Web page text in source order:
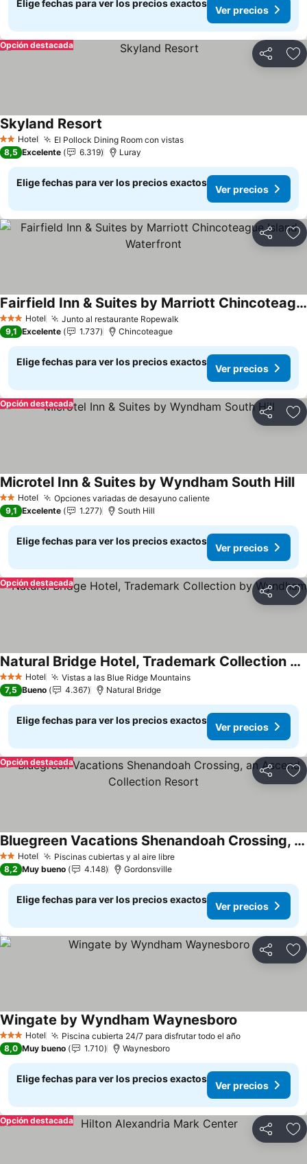
Elige fechas para ver los precios exactos
Ver precios
Compartir
Opción destacada
2 Estrellas
Hotel El Pollock Dining Room con vistas
Skyland Resort
8,5 Excelente 6.319 Luray
Elige fechas para ver los precios exactos
Ver precios
Compartir
3 Estrellas
Hotel Junto al restaurante Ropewalk
Fairfield Inn & Suites by Marriott Chincoteague Island Waterfront
9,1 Excelente 1.737 Chincoteague
Elige fechas para ver los precios exactos
Ver precios
Compartir
Opción destacada
2 Estrellas
Hotel Opciones variadas de desayuno caliente
Microtel Inn & Suites by Wyndham South Hill
9,1 Excelente 1.277 South Hill
Elige fechas para ver los precios exactos
Ver precios
Compartir
Opción destacada
3 Estrellas
Hotel Vistas a las Blue Ridge Mountains
Natural Bridge Hotel, Trademark Collection by Wyndham
7,5 Bueno 4.367 Natural Bridge
Elige fechas para ver los precios exactos
Ver precios
Compartir
Opción destacada
2 Estrellas
Hotel Piscinas cubiertas y al aire libre
Bluegreen Vacations Shenandoah Crossing, an Ascend Collection Resort
8,2 Muy bueno 4.148 Gordonsville
Elige fechas para ver los precios exactos
Ver precios
Compartir
3 Estrellas
Hotel Piscina cubierta 24/7 para disfrutar todo el año
Wingate by Wyndham Waynesboro
8,0 Muy bueno 1.710 Waynesboro
Elige fechas para ver los precios exactos
Ver precios
Compartir
Opción destacada